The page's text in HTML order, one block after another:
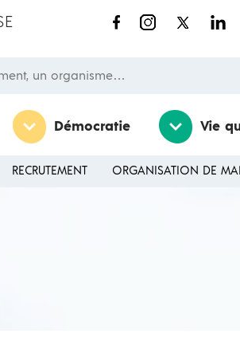
un organisme…
Démocratie Vie
RECRUTEMENT ORGANISATION DE